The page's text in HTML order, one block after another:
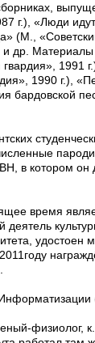
г.), «Люди идут
(М.,
др. Материалы
1991
1990 г.),
бардовской
в котором он
время
физиолог,